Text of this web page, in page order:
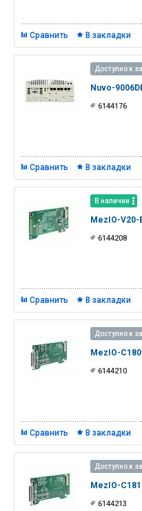
Сравнить В закладки
Доступно к
Nuvo-
6144176
Сравнить В закладки
В наличии
MezIO-V20-
6144208
Сравнить В закладки
Доступно к
MezIO-
6144210
Сравнить В закладки
Доступно к
MezIO-
6144213